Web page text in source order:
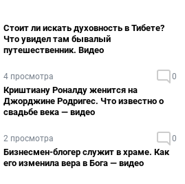
Стоит ли искать духовность в Тибете?
Что увидел там бывалый
путешественник. Видео
4 просмотра 0
Криштиану Роналду женится на
Джорджине Родригес. Что известно о
свадьбе века — видео
2 просмотра 0
Бизнесмен-блогер служит в храме. Как
его изменила вера в Бога — видео